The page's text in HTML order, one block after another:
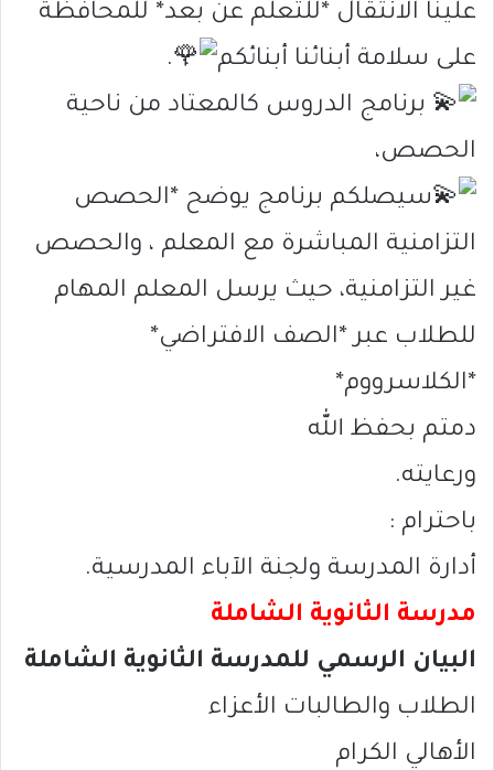
علينا الانتقال *للتعلم عن بعد* للمحافظة
على سلامة أبنائنا أبنائكم
.
برنامج الدروس كالمعتاد من ناحية
الحصص،
سيصلكم برنامج يوضح *الحصص
التزامنية المباشرة مع المعلم ، والحصص
غير التزامنية، حيث يرسل المعلم المهام
للطلاب عبر *الصف الافتراضي*
*الكلاسرووم*
دمتم بحفظ الله
ورعايته.
باحترام :
أدارة المدرسة ولجنة الآباء المدرسية.
مدرسة الثانوية الشاملة
البيان الرسمي للمدرسة الثانوية الشاملة
الطلاب والطالبات الأعزاء
الأهالي الكرام